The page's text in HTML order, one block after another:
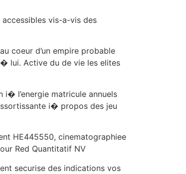
vis-a-vis des
coeur d’un empire probable
lui. Active du de vie les elites
i� l’energie matricule annuels
i� propos des jeu
HE445550, cinematographiee
Red Quantitatif NV
securise des indications vos